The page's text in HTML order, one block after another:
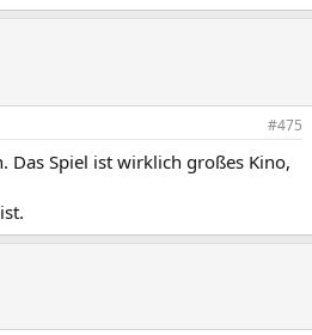
#475
Das Spiel ist wirklich großes Kino,